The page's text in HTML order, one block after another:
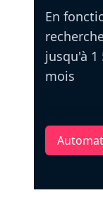
En
jusqu'à
mois